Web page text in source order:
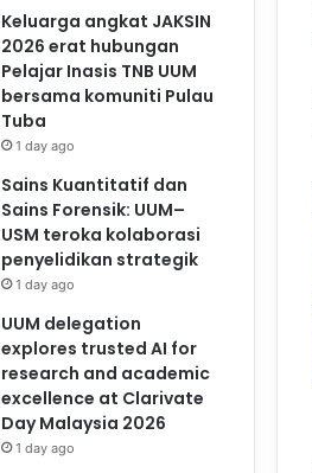
Keluarga angkat JAKSIN
2026 erat hubungan
Pelajar Inasis TNB UUM
bersama komuniti Pulau
Tuba
1 day ago
Sains Kuantitatif dan
Sains Forensik: UUM–
USM teroka kolaborasi
penyelidikan strategik
1 day ago
UUM delegation
explores trusted AI for
research and academic
excellence at Clarivate
Day Malaysia 2026
1 day ago